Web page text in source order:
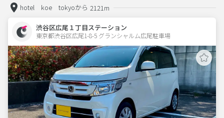
hotel koe tokyoから 2121m
渋谷区広尾１丁目ステーション
東京都渋谷区広尾1-8-5 グランシャルム広尾駐車場